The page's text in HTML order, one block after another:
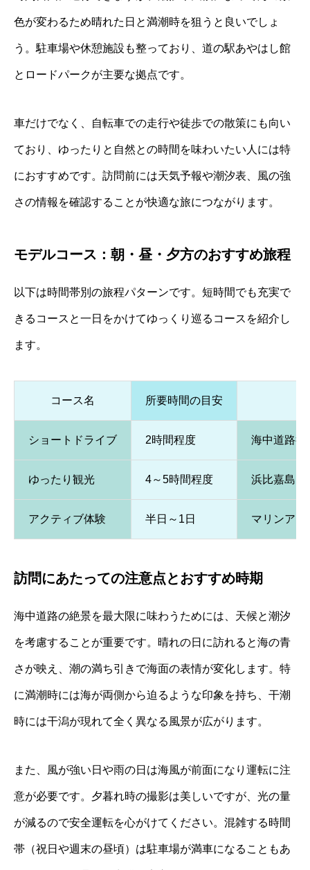
色が変わるため晴れた日と満潮時を狙うと良いでしょ
う。駐車場や休憩施設も整っており、道の駅あやはし館
とロードパークが主要な拠点です。
車だけでなく、自転車での走行や徒歩での散策にも向い
ており、ゆったりと自然との時間を味わいたい人には特
におすすめです。訪問前には天気予報や潮汐表、風の強
さの情報を確認することが快適な旅につながります。
モデルコース：朝・昼・夕方のおすすめ旅程
以下は時間帯別の旅程パターンです。短時間でも充実で
きるコースと一日をかけてゆっくり巡るコースを紹介し
ます。
コース名 所要時間の目安
ショートドライブ 2時間程度 海中道路往
ゆったり観光 4～5時間程度 浜比嘉島・
アクティブ体験 半日～1日 マリンア
訪問にあたっての注意点とおすすめ時期
海中道路の絶景を最大限に味わうためには、天候と潮汐
を考慮することが重要です。晴れの日に訪れると海の青
さが映え、潮の満ち引きで海面の表情が変化します。特
に満潮時には海が両側から迫るような印象を持ち、干潮
時には干潟が現れて全く異なる風景が広がります。
また、風が強い日や雨の日は海風が前面になり運転に注
意が必要です。夕暮れ時の撮影は美しいですが、光の量
が減るので安全運転を心がけてください。混雑する時間
帯（祝日や週末の昼頃）は駐車場が満車になることもあ